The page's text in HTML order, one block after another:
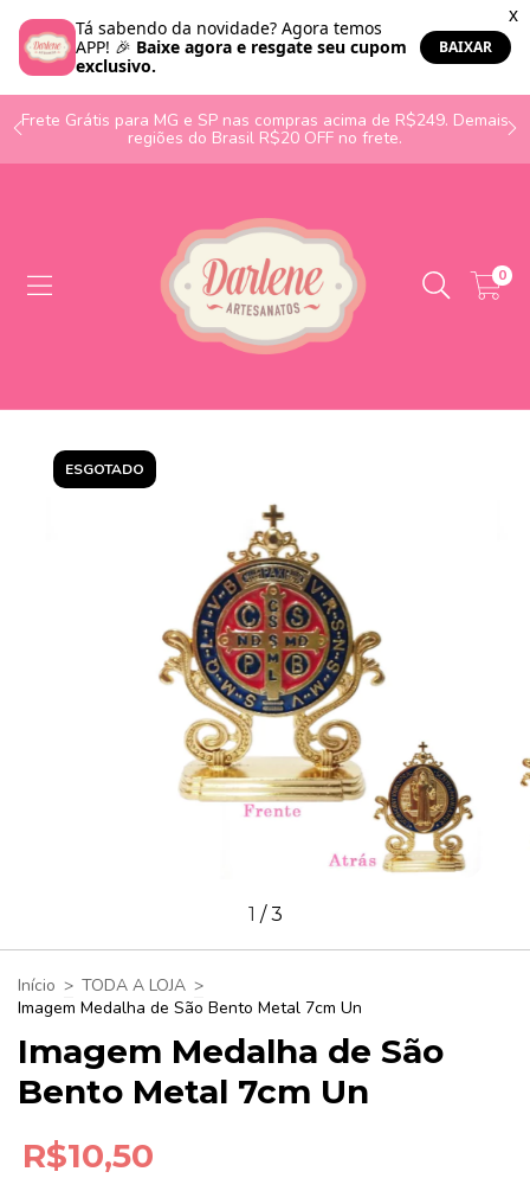
Frete Grátis para MG e SP nas compras acima de R$249. Demais
regiões do Brasil R$20 OFF no frete.
0
ESGOTADO
1 /3
Início > TODA A LOJA >
Imagem Medalha de São Bento Metal 7cm Un
Imagem Medalha de São
Bento Metal 7cm Un
R$10,50